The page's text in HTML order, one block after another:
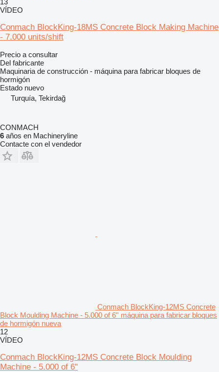
13
VÍDEO
Conmach BlockKing-18MS Concrete Block Making Machine
- 7.000 units/shift
Precio a consultar
Del fabricante
Maquinaria de construcción - máquina para fabricar bloques de
hormigón
Estado nuevo
Turquía, Tekirdağ
CONMACH
6 años en Machineryline
Contacte con el vendedor
Conmach BlockKing-12MS Concrete
Block Moulding Machine - 5.000 of 6'' máquina para fabricar bloques
de hormigón nueva
12
VÍDEO
Conmach BlockKing-12MS Concrete Block Moulding
Machine - 5.000 of 6''